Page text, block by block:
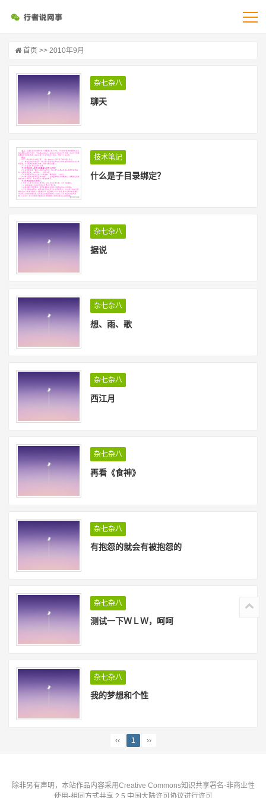
首页 >> 2010年9月
杂七杂八
聊天
技术笔记
什么是子目录绑定？
杂七杂八
据说
杂七杂八
想、雨、歌
杂七杂八
西江月
杂七杂八
再看《食神》
杂七杂八
有抱怨的就会有被抱怨的
杂七杂八
测试一下ＷＬＷ，呵呵
杂七杂八
我的梦想和个性
‹‹ 1 ››
除非另有声明，本站作品内容采用Creative Commons知识共享署名-非商业性
使用-相同方式共享 2.5 中国大陆许可协议进行许可